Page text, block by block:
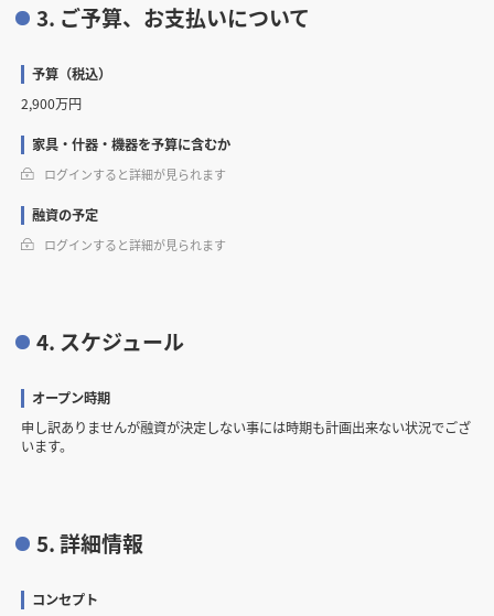
3. ご予算、お支払いについて
予算（税込）
2,900万円
家具・什器・機器を予算に含むか
ログインすると詳細が見られます
融資の予定
ログインすると詳細が見られます
4. スケジュール
オープン時期
申し訳ありませんが融資が決定しない事には時期も計画出来ない状況でござ
います。
5. 詳細情報
コンセプト